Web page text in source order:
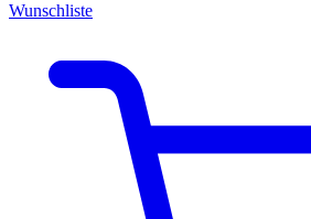
Wunschliste